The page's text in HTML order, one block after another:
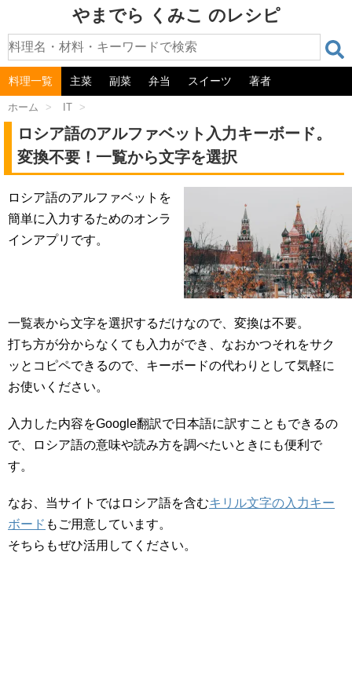
やまでら くみこ のレシピ
料理一覧 主菜 副菜 弁当 スイーツ 著者
ホーム > IT >
ロシア語のアルファベット入力キーボード。
変換不要！一覧から文字を選択
ロシア語のアルファベットを
簡単に入力するためのオンラ
インアプリです。
一覧表から文字を選択するだけなので、変換は不要。
打ち方が分からなくても入力ができ、なおかつそれをサク
ッとコピペできるので、キーボードの代わりとして気軽に
お使いください。
入力した内容をGoogle翻訳で日本語に訳すこともできるの
で、ロシア語の意味や読み方を調べたいときにも便利で
す。
なお、当サイトではロシア語を含むキリル文字の入力キー
ボード もご用意しています。
そちらもぜひ活用してください。